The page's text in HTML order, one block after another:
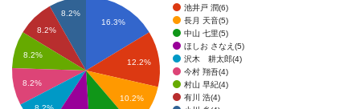
池井戸 潤(6)
長月 天音(5)
中山 七里(5)
ほしお さなえ(5)
沢木 耕太郎(4)
今村 翔吾(4)
村山 早紀(4)
有川 浩(4)
16.3%
12.2%
10.2%
8.2%
8.2%
8.2%
8.2%